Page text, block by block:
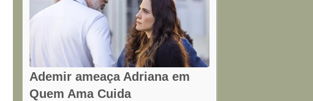
Ademir ameaça Adriana em
Quem Ama Cuida